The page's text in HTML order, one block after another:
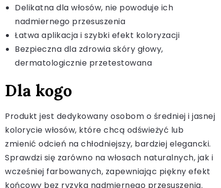
Delikatna dla włosów, nie powoduje ich
nadmiernego przesuszenia
Łatwa aplikacja i szybki efekt koloryzacji
Bezpieczna dla zdrowia skóry głowy,
dermatologicznie przetestowana
Dla kogo
Produkt jest dedykowany osobom o średniej i jasnej
kolorycie włosów, które chcą odświeżyć lub
zmienić odcień na chłodniejszy, bardziej elegancki.
Sprawdzi się zarówno na włosach naturalnych, jak i
wcześniej farbowanych, zapewniając piękny efekt
końcowy bez ryzyka nadmiernego przesuszenia.